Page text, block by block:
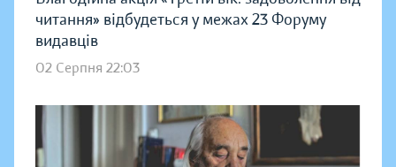
читання» відбудеться у межах 23 Форуму
видавців
02 Серпня 22:03